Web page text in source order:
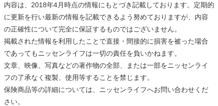
内容は、2018年4月時点の情報にもとづき記載しております。定期的
に更新を行い最新の情報を記載できるよう努めておりますが、内容
の正確性について完全に保証するものではございません。
掲載された情報を利用したことで直接・間接的に損害を被った場合
であってもニッセンライフは一切の責任を負いかねます。
文章、映像、写真などの著作物の全部、または一部をニッセンライ
フの了承なく複製、使用等することを禁じます。
保険商品等の詳細については、ニッセンライフへお問い合わせくだ
さい。